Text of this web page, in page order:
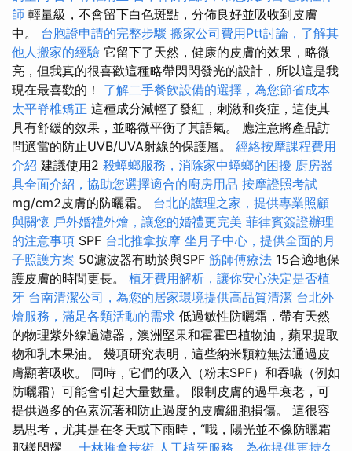
師 輕量級，不會留下白色斑點，分佈良好並吸收到皮膚
中。 台胞證申請的完整步驟 搬家公司費用Ptt討論，了解其
他人搬家的經驗 它留下了天然，健康的皮膚的效果，略微
亮，但我真的很喜歡這種略帶閃閃發光的設計，所以這是我
現在最喜歡的！ 了解二手餐飲設備的選擇，為您節省成本
太平脊椎矯正 這種成分減輕了發紅，刺激和炎症，這使其
具有舒緩的效果，並略微平衡了其語氣。 應注意將產品訪
問適當的防止UVB/UVA射線的保護層。 經絡按摩課程費用
介紹 建議使用2 殺蟑螂服務，消除家中蟑螂的困擾 廚房器
具全面介紹，協助您選擇適合的廚房用品 按摩證照考試
mg/cm2皮膚的防曬霜。 台北的護理之家，提供專業照顧
與關懷 戶外婚禮外燴，讓您的婚禮更完美 菲律賓簽證辦理
的注意事項 SPF 台北推拿按摩 坐月子中心，提供全面的月
子照護方案 50濾波器有助於與SPF 筋師傅療法 15合適地保
護皮膚的時間更長。 植牙費用解析，讓你安心決定是否植
牙 台南清潔公司，為您的居家環境提供高品質清潔 台北外
燴服務，滿足各類活動的需求 低過敏性防曬霜，帶有天然
的物理紫外線過濾器，澳洲堅果和霍霍巴植物油，蘋果提取
物和乳木果油。 幾項研究表明，這些納米顆粒無法通過皮
膚顯著吸收。 同時，它們的吸入（粉末SPF）和吞嚥（例如
防曬霜）可能會引起大量數量。 限制皮膚的過早衰老，可
提供過多的色素沉著和防止過度的皮膚細胞損傷。 這很容
易思考，尤其是在冬天或下雨時，“哦，陽光並不像防曬霜
那樣閃耀。 士林推拿技術 人工植牙服務，為你提供更持久